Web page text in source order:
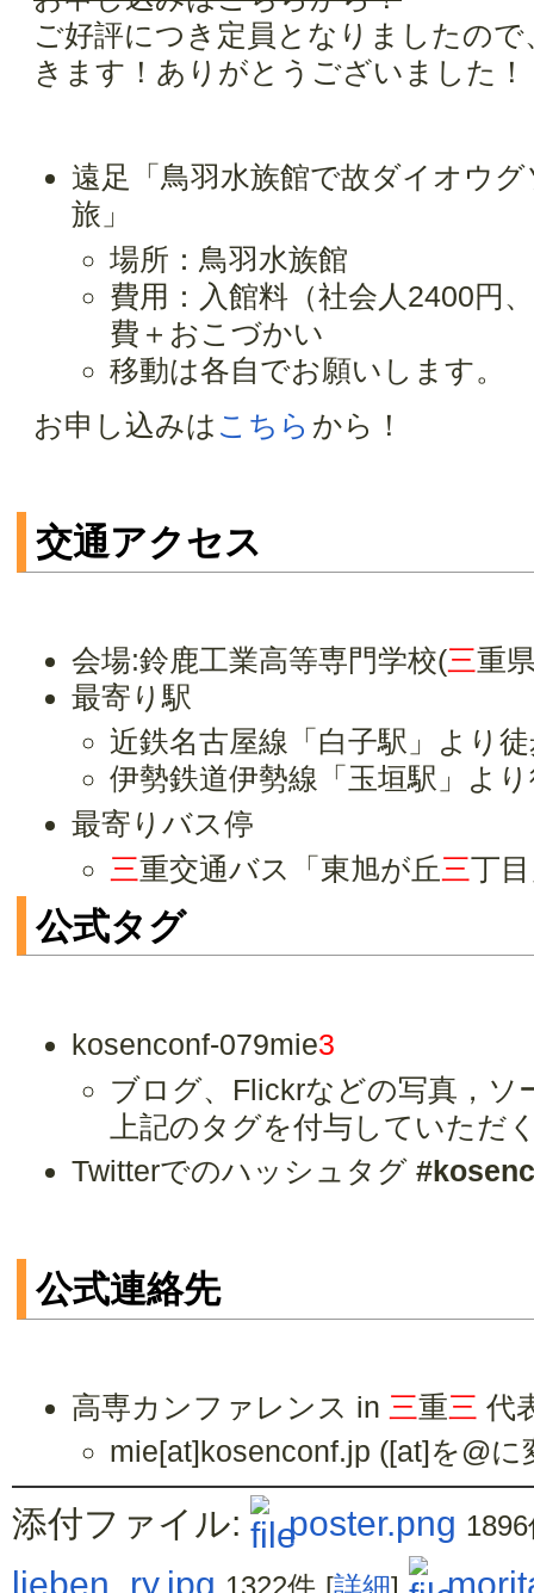
ご好評につき定員となりましたの
きます！ありがとうございました！
遠足「鳥羽水族館で故ダイオウ
旅」
場所：鳥羽水族館
費用：入館料（社会人2400円
費＋おこづかい
移動は各自でお願いします。
お申し込みは こちら から！
交通アクセス
会場:鈴鹿工業高等専門学校(三重
最寄り駅
近鉄名古屋線「白子駅」より
伊勢鉄道伊勢線「玉垣駅」よ
最寄りバス停
三重交通バス「東旭が丘三丁
公式タグ
kosenconf-079mie3
ブログ、Flickrなどの写真，
上記のタグを付与していただ
Twitterでのハッシュタグ
公式連絡先
高専カンファレンス in 三重三 代
mie[at]kosenconf.jp ([at]を@
添付ファイル: poster.png
lieben_ry.jpg 1322件 [詳細]